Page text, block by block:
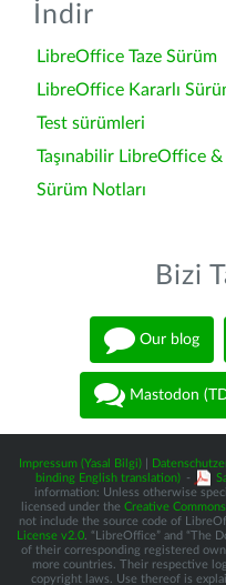
İndir
LibreOffice Taze Sürüm
LibreOffice Kararlı
Test sürümleri
Taşınabilir LibreOffice
Sürüm Notları
Bizi
Our blog
Mastodon
Impressum (Yasal Bilgi)
binding English translation) -
information: Unless otherwise
licensed under the Creative
not include the source code of
License v2.0 . “LibreOffice” and “The
of their corresponding registered
more countries. Their respective
copyright laws. Use thereof is